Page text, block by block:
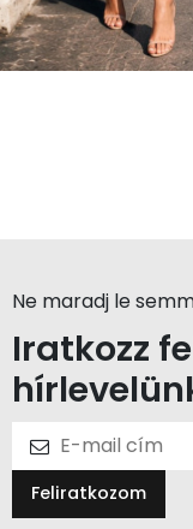
Ne maradj le
Iratkozz
Feliratkozom